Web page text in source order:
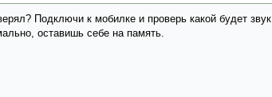
Подключи к мобилке и проверь какой будет
оставишь себе на память.